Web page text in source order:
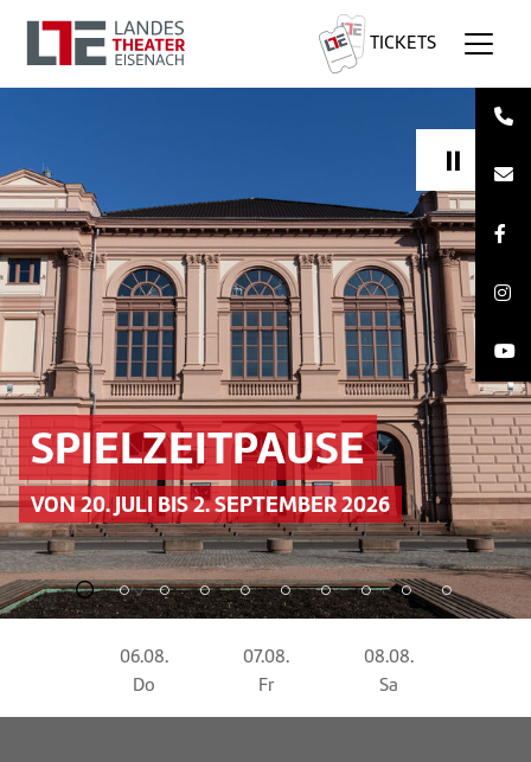
TICKETS
AKTUELLES AM LANDESTHEATER
Pause
SPIELZEITPAUSE
VON 20. JULI BIS 2. SEPTEMBER 2026
06.08.
Do
07.08.
Fr
08.08.
Sa